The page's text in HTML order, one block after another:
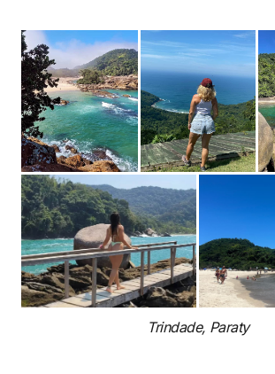
Trindade, Paraty